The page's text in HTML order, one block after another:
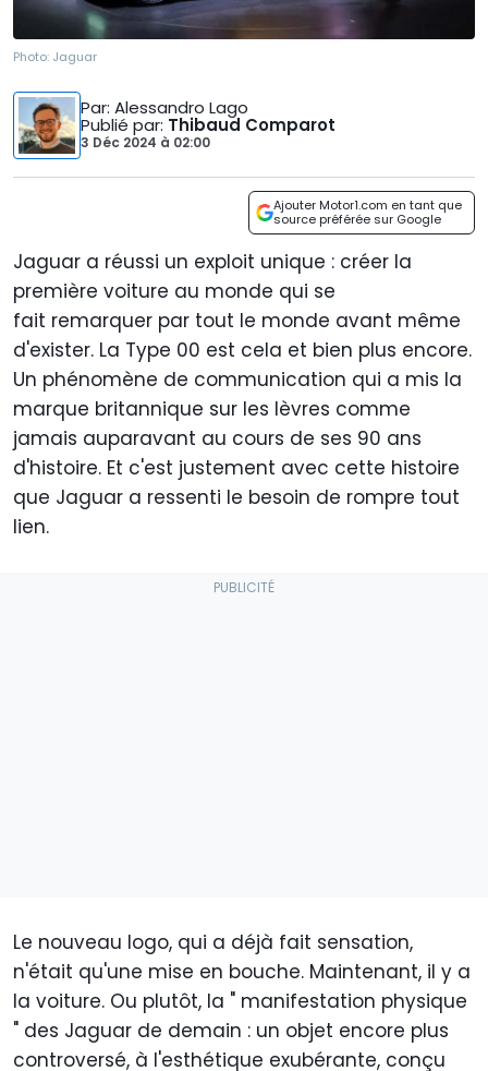
Photo: Jaguar
Par: Alessandro Lago
Publié par: Thibaud Comparot
3 Déc 2024 à 02:00
Ajouter Motor1.com en tant que
source préférée sur Google
Jaguar a réussi un exploit unique : créer la
première voiture au monde qui se
fait remarquer par tout le monde avant même
d'exister. La Type 00 est cela et bien plus encore.
Un phénomène de communication qui a mis la
marque britannique sur les lèvres comme
jamais auparavant au cours de ses 90 ans
d'histoire. Et c'est justement avec cette histoire
que Jaguar a ressenti le besoin de rompre tout
lien.
Le nouveau logo, qui a déjà fait sensation,
n'était qu'une mise en bouche. Maintenant, il y a
la voiture. Ou plutôt, la " manifestation physique
" des Jaguar de demain : un objet encore plus
controversé, à l'esthétique exubérante, conçu